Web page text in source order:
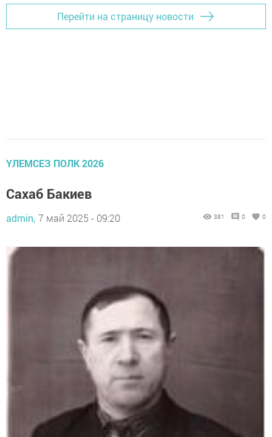
Перейти на страницу новости
ҮЛЕМСЕЗ ПОЛК 2026
Сахаб Бакиев
admin, 7 май 2025 - 09:20 381 0 0